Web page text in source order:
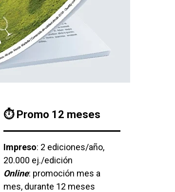
⏱ Promo 12 meses
Impreso: 2 ediciones/año,
20.000 ej./edición
Online: promoción mes a
mes, durante 12 meses